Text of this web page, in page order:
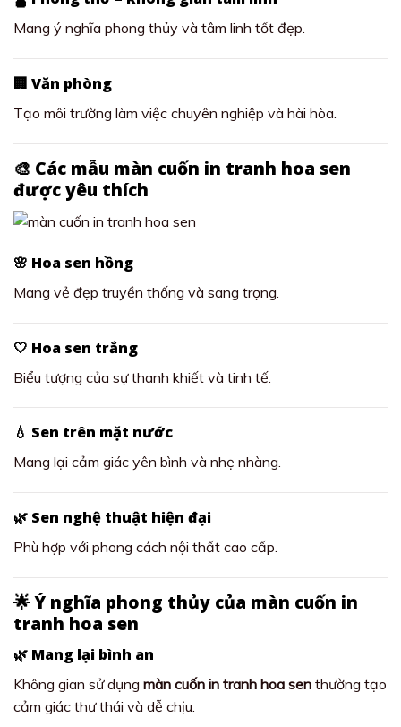
Mang ý nghĩa phong thủy và tâm linh tốt đẹp.
🏢 Văn phòng
Tạo môi trường làm việc chuyên nghiệp và hài hòa.
🎨 Các mẫu màn cuốn in tranh hoa sen
được yêu thích
🌸 Hoa sen hồng
Mang vẻ đẹp truyền thống và sang trọng.
🤍 Hoa sen trắng
Biểu tượng của sự thanh khiết và tinh tế.
💧 Sen trên mặt nước
Mang lại cảm giác yên bình và nhẹ nhàng.
🌿 Sen nghệ thuật hiện đại
Phù hợp với phong cách nội thất cao cấp.
🌟 Ý nghĩa phong thủy của màn cuốn in
tranh hoa sen
🌿 Mang lại bình an
Không gian sử dụng màn cuốn in tranh hoa sen thường tạo
cảm giác thư thái và dễ chịu.